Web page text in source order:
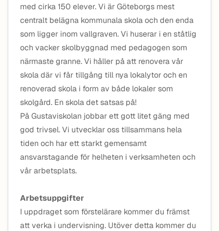
med cirka 150 elever. Vi är Göteborgs mest
centralt belägna kommunala skola och den enda
som ligger inom vallgraven. Vi huserar i en ståtlig
och vacker skolbyggnad med pedagogen som
närmaste granne. Vi håller på att renovera vår
skola där vi får tillgång till nya lokalytor och en
renoverad skola i form av både lokaler som
skolgård. En skola det satsas på!
På Gustaviskolan jobbar ett gott litet gäng med
god trivsel. Vi utvecklar oss tillsammans hela
tiden och har ett starkt gemensamt
ansvarstagande för helheten i verksamheten och
vår arbetsplats.
Arbetsuppgifter
I uppdraget som förstelärare kommer du främst
att verka i undervisning. Utöver detta kommer du